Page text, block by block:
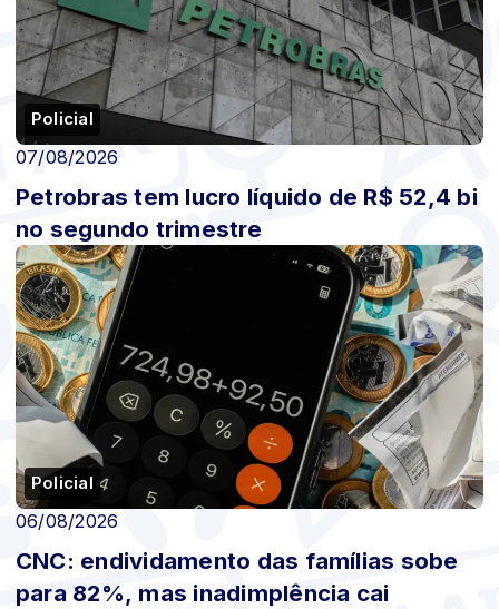
Policial
07/08/2026
Petrobras tem lucro líquido de R$ 52,4 bi
no segundo trimestre
Policial
06/08/2026
CNC: endividamento das famílias sobe
para 82%, mas inadimplência cai